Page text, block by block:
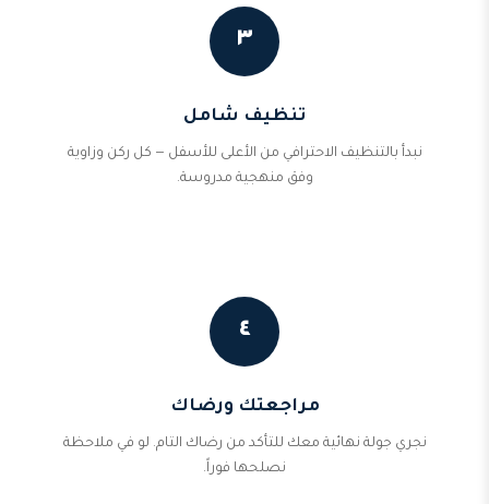
٣
تنظيف شامل
نبدأ بالتنظيف الاحترافي من الأعلى للأسفل — كل ركن وزاوية
وفق منهجية مدروسة.
٤
مراجعتك ورضاك
نجري جولة نهائية معك للتأكد من رضاك التام. لو في ملاحظة
نصلحها فوراً.